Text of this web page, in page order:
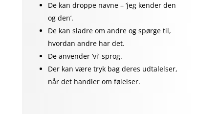
De kan droppe navne – ‘jeg kender den
og den’.
De kan sladre om andre og spørge til,
hvordan andre har det.
De anvender ‘vi’-sprog.
Der kan være tryk bag deres udtalelser,
når det handler om følelser.